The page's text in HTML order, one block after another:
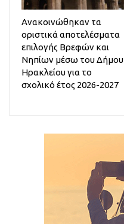
Ανακοινώθηκαν τα
οριστικά αποτελέσματα
επιλογής Βρεφών και
Νηπίων μέσω του Δήμου
Ηρακλείου για το
σχολικό έτος 2026-2027